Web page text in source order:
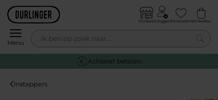
Skip to content
Menu
WinkelsInloggenFavorietenWinkeltas
0
Achteraf betalen
Instappers